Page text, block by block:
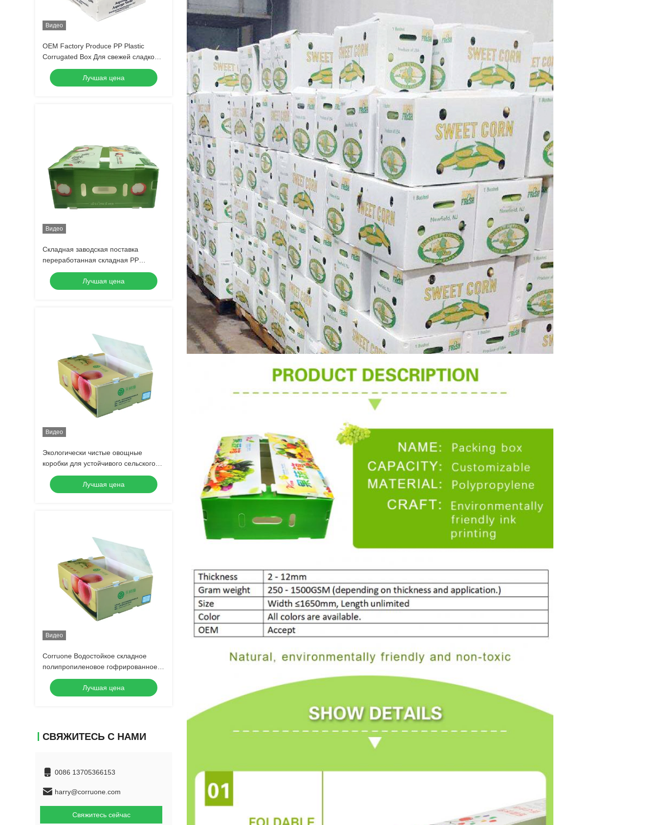
Видео
OEM Factory Produce PP Plastic
Corrugated Box Для свежей сладкой
кукурузы брокколи баклажаны
Имбирный ящикЛучшая цена
Видео
Складная заводская поставка
переработанная складная PP
гофрированная коропласт
пластиковая фруктово-овощная
коробка
Лучшая цена
Видео
Экологически чистые овощные
коробки для устойчивого сельского
хозяйства
Лучшая цена
Видео
Corruone Водостойкое складное
полипропиленовое гофрированное
пластмассовое изделие Фрукты
овощи Спаржа / Имбирь / Таро / Окра
Лучшая цена
СВЯЖИТЕСЬ С НАМИ
0086 13705366153
harry@corruone.com
Свяжитесь сейчас